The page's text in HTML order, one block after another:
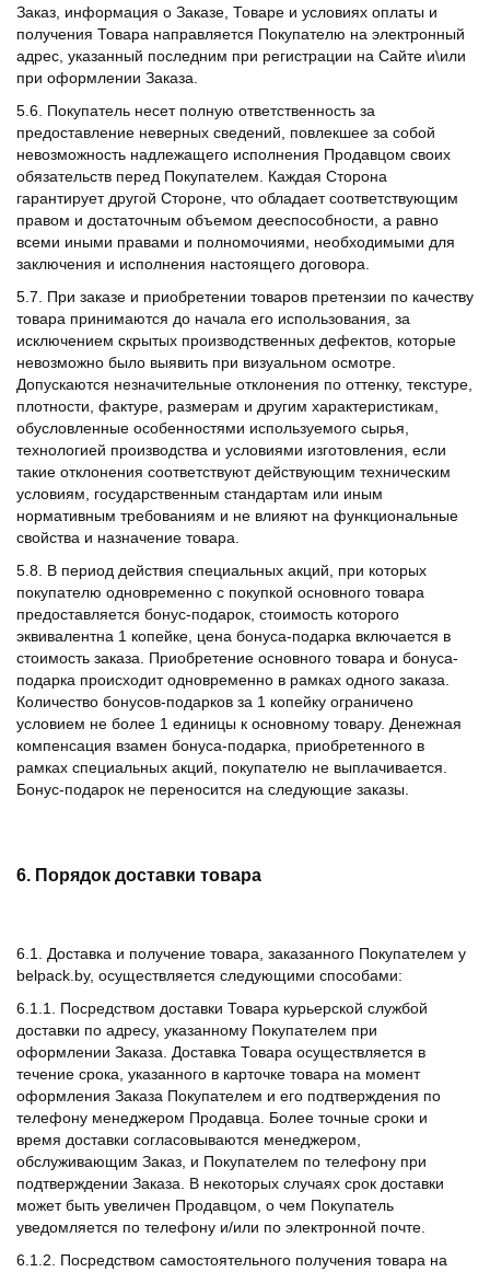
Заказ, информация о Заказе, Товаре и условиях оплаты и
получения Товара направляется Покупателю на электронный
адрес, указанный последним при регистрации на Сайте и\или
при оформлении Заказа.
5.6. Покупатель несет полную ответственность за
предоставление неверных сведений, повлекшее за собой
невозможность надлежащего исполнения Продавцом своих
обязательств перед Покупателем. Каждая Сторона
гарантирует другой Стороне, что обладает соответствующим
правом и достаточным объемом дееспособности, а равно
всеми иными правами и полномочиями, необходимыми для
заключения и исполнения настоящего договора.
5.7. При заказе и приобретении товаров претензии по качеству
товара принимаются до начала его использования, за
исключением скрытых производственных дефектов, которые
невозможно было выявить при визуальном осмотре.
Допускаются незначительные отклонения по оттенку, текстуре,
плотности, фактуре, размерам и другим характеристикам,
обусловленные особенностями используемого сырья,
технологией производства и условиями изготовления, если
такие отклонения соответствуют действующим техническим
условиям, государственным стандартам или иным
нормативным требованиям и не влияют на функциональные
свойства и назначение товара.
5.8. В период действия специальных акций, при которых
покупателю одновременно с покупкой основного товара
предоставляется бонус-подарок, стоимость которого
эквивалентна 1 копейке, цена бонуса-подарка включается в
стоимость заказа. Приобретение основного товара и бонуса-
подарка происходит одновременно в рамках одного заказа.
Количество бонусов-подарков за 1 копейку ограничено
условием не более 1 единицы к основному товару. Денежная
компенсация взамен бонуса-подарка, приобретенного в
рамках специальных акций, покупателю не выплачивается.
Бонус-подарок не переносится на следующие заказы.
6. Порядок доставки товара
6.1. Доставка и получение товара, заказанного Покупателем у
belpack.by, осуществляется следующими способами:
6.1.1. Посредством доставки Товара курьерской службой
доставки по адресу, указанному Покупателем при
оформлении Заказа. Доставка Товара осуществляется в
течение срока, указанного в карточке товара на момент
оформления Заказа Покупателем и его подтверждения по
телефону менеджером Продавца. Более точные сроки и
время доставки согласовываются менеджером,
обслуживающим Заказ, и Покупателем по телефону при
подтверждении Заказа. В некоторых случаях срок доставки
может быть увеличен Продавцом, о чем Покупатель
уведомляется по телефону и/или по электронной почте.
6.1.2. Посредством самостоятельного получения товара на